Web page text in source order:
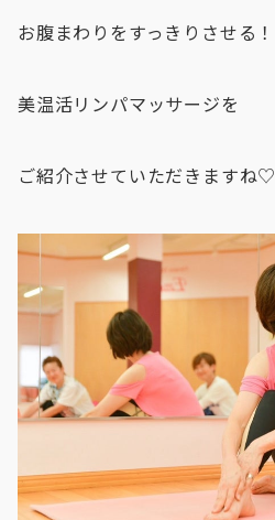
お腹まわりをすっきりさせる！
美温活リンパマッサージを
ご紹介させていただきますね♡